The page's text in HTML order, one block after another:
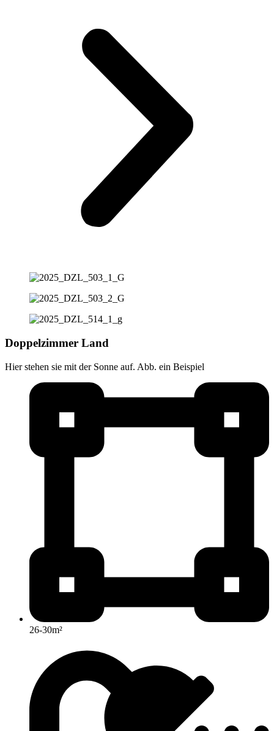
Doppelzimmer Land
Hier stehen sie mit der Sonne auf. Abb. ein Beispiel
26-30m²